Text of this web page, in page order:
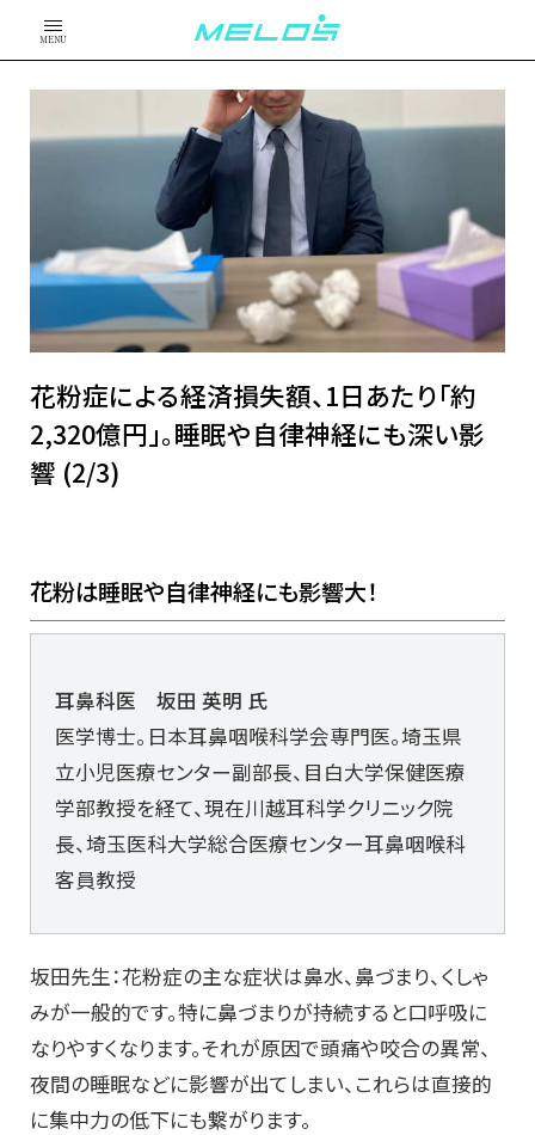
MENU
花粉症による経済損失額、1日あたり「約
2,320億円」。睡眠や自律神経にも深い影
響 (2/3)
花粉は睡眠や自律神経にも影響大！
耳鼻科医 坂田 英明 氏
医学博士。日本耳鼻咽喉科学会専門医。埼玉県
立小児医療センター副部長、目白大学保健医療
学部教授を経て、現在川越耳科学クリニック院
長、埼玉医科大学総合医療センター耳鼻咽喉科
客員教授
坂田先生：花粉症の主な症状は鼻水、鼻づまり、くしゃ
みが一般的です。特に鼻づまりが持続すると口呼吸に
なりやすくなります。それが原因で頭痛や咬合の異常、
夜間の睡眠などに影響が出てしまい、これらは直接的
に集中力の低下にも繋がります。